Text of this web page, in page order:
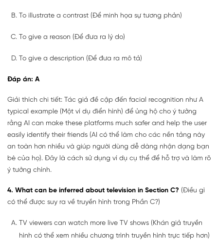
To illustrate a contrast (Để minh họa sự tương phản)
To give a reason (Để đưa ra lý do)
To give a description (Để đưa ra mô tả)
Đáp án: A
Giải thích chi tiết: Tác giả đề cập đến facial recognition như A
typical example (Một ví dụ điển hình) để ủng hộ cho ý tưởng
rằng AI can make these platforms much safer and help the user
easily identify their friends (AI có thể làm cho các nền tảng này
an toàn hơn nhiều và giúp người dùng dễ dàng nhận dạng bạn
bè của họ). Đây là cách sử dụng ví dụ cụ thể để hỗ trợ và làm rõ
ý tưởng chính.
4. What can be inferred about television in Section C? (Điều gì
có thể được suy ra về truyền hình trong Phần C?)
TV viewers can watch more live TV shows (Khán giả truyền
hình có thể xem nhiều chương trình truyền hình trực tiếp hơn)